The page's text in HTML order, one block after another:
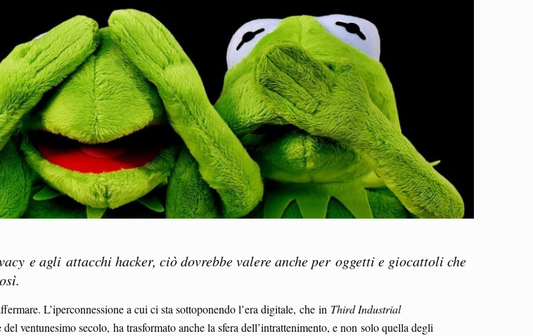
e agli attacchi hacker, ciò dovrebbe valere anche per oggetti e giocattoli che
L’iperconnessione a cui ci sta sottoponendo l’era digitale, che in Third Industrial
ventunesimo secolo, ha trasformato anche la sfera dell’intrattenimento, e non solo quella degli